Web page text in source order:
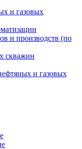
и газовых
и производств (по
скважин
и газовых